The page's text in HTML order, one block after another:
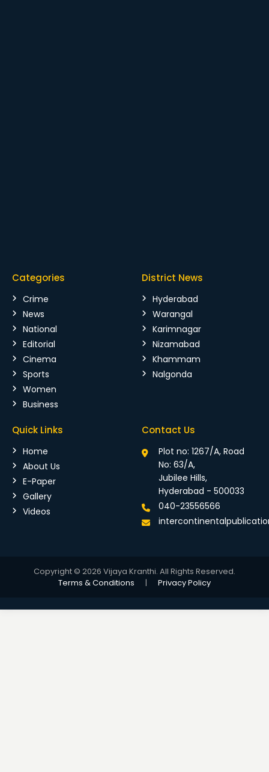
Categories
Crime
News
National
Editorial
Cinema
Sports
Women
Business
District News
Hyderabad
Warangal
Karimnagar
Nizamabad
Khammam
Nalgonda
Quick Links
Home
About Us
E-Paper
Gallery
Videos
Contact Us
Plot no: 1267/A, Road
No: 63/A,
Jubilee Hills,
Hyderabad - 500033
040-23556566
Copyright © 2026 Vijaya Kranthi. All Rights Reserved.
Terms & Conditions
| Privacy Policy